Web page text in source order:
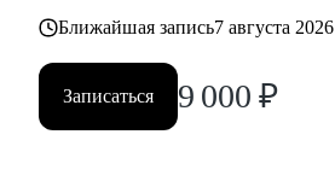
Ближайшая запись7 августа 2026
Записаться 9 000 ₽